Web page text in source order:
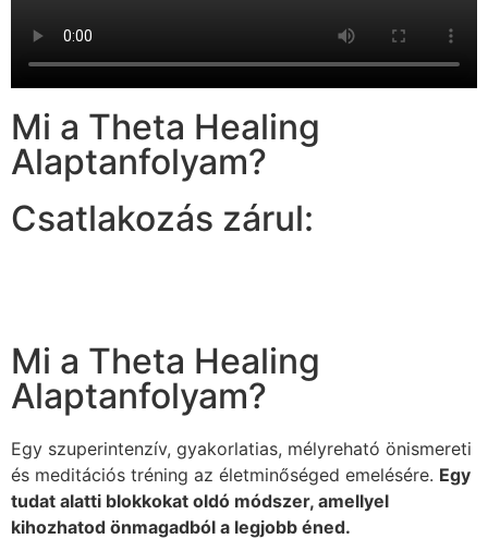
Mi a Theta Healing
Alaptanfolyam?
Csatlakozás zárul:
Mi a Theta Healing
Alaptanfolyam?
Egy szuperintenzív, gyakorlatias, mélyreható önismereti
és meditációs tréning az életminőséged emelésére. Egy
tudat alatti blokkokat oldó módszer, amellyel
kihozhatod önmagadból a legjobb éned.